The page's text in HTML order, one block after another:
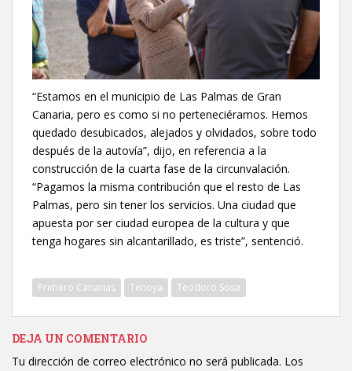
“Estamos en el municipio de Las Palmas de Gran
Canaria, pero es como si no perteneciéramos. Hemos
quedado desubicados, alejados y olvidados, sobre todo
después de la autovía”, dijo, en referencia a la
construcción de la cuarta fase de la circunvalación.
“Pagamos la misma contribución que el resto de Las
Palmas, pero sin tener los servicios. Una ciudad que
apuesta por ser ciudad europea de la cultura y que
tenga hogares sin alcantarillado, es triste”, sentenció.
Primero Canarias Tenoya Teodoro Sosa
DEJA UN COMENTARIO
Tu dirección de correo electrónico no será publicada. Los